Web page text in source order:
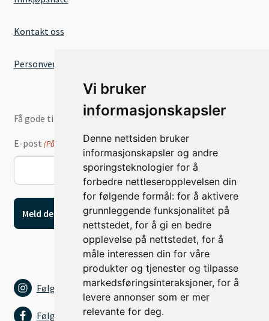
Vi bruker
informasjonskapsler
Denne nettsiden bruker
informasjonskapsler og andre
sporingsteknologier for å
forbedre nettleseropplevelsen din
for følgende formål: for å aktivere
grunnleggende funksjonalitet på
nettstedet, for å gi en bedre
opplevelse på nettstedet, for å
måle interessen din for våre
produkter og tjenester og tilpasse
markedsføringsinteraksjoner, for å
levere annonser som er mer
relevante for deg.
Kontakt oss
Personvernserklæring
Få gode tilbud og nyheter på e-post
E-post (Påkrevd)
Følg oss på Instagram
Følg oss på Facebook